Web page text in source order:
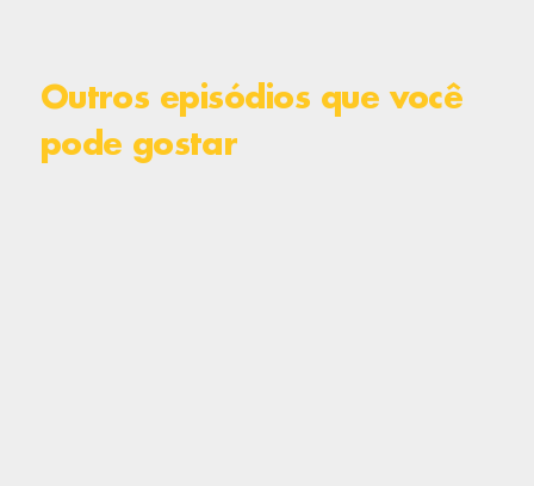
Outros episódios que você
pode gostar